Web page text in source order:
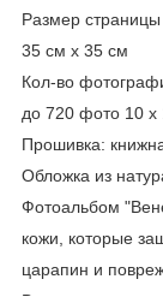
Размер страницы
35 см х 35 см
Кол-во
до 720 фото 10 х
Прошивка:
Обложка из
Фотоальбом
кожи, которые
царапин и